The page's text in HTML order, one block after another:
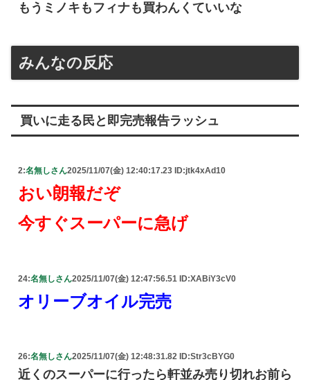
もうミノキもフィナも買わんくていいな
みんなの反応
買いに走る民と即完売報告ラッシュ
2:名無しさん2025/11/07(金) 12:40:17.23 ID:jtk4xAd10
おい朗報だぞ
今すぐスーパーに急げ
24:名無しさん2025/11/07(金) 12:47:56.51 ID:XABiY3cV0
オリーブオイル完売
26:名無しさん2025/11/07(金) 12:48:31.82 ID:Str3cBYG0
近くのスーパーに行ったら軒並み売り切れお前ら